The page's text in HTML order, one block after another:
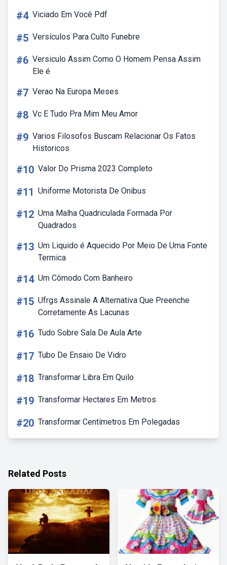
#4 Viciado Em Você Pdf
#5 Versículos Para Culto Funebre
#6 Versiculo Assim Como O Homem Pensa Assim
Ele é
#7 Verao Na Europa Meses
#8 Vc E Tudo Pra Mim Meu Amor
#9 Varios Filosofos Buscam Relacionar Os Fatos
Historicos
#10 Valor Do Prisma 2023 Completo
#11 Uniforme Motorista De Onibus
#12 Uma Malha Quadriculada Formada Por
Quadrados
#13 Um Liquido é Aquecido Por Meio De Uma Fonte
Termica
#14 Um Cômodo Com Banheiro
#15 Ufrgs Assinale A Alternativa Que Preenche
Corretamente As Lacunas
#16 Tudo Sobre Sala De Aula Arte
#17 Tubo De Ensaio De Vidro
#18 Transformar Libra Em Quilo
#19 Transformar Hectares Em Metros
#20 Transformar Centímetros Em Polegadas
Related Posts